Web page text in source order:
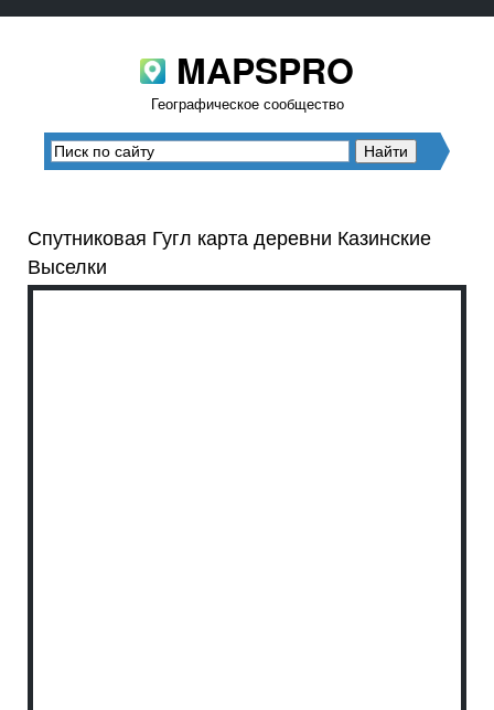
MAPSPRO
Географическое сообщество
Спутниковая Гугл карта деревни Казинские
Выселки